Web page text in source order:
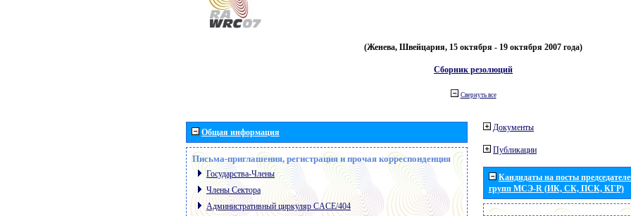
(Женева, Швейцария, 15 октября - 19 октября 2007 года)
Сборник резолюций
Свернуть все
Общая информация
Письма-приглашения, регистрация и прочая корреспонденция
Государства-Члены
Члены Сектора
Административный циркуляр CACE/404
Документы
Публикации
Кандидаты на посты
групп МСЭ-R (ИК, СК, ПСК, КГР)